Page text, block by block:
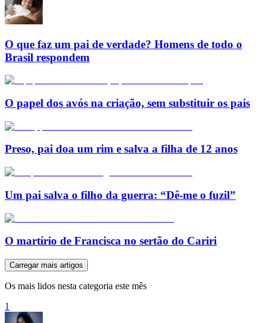
O que faz um pai de verdade? Homens de todo o
Brasil respondem
O papel dos avós na criação, sem substituir os pais
Preso, pai doa um rim e salva a filha de 12 anos
Um pai salva o filho da guerra: “Dê-me o fuzil”
O martírio de Francisca no sertão do Cariri
Carregar mais artigos
Os mais lidos nesta categoria este mês
1